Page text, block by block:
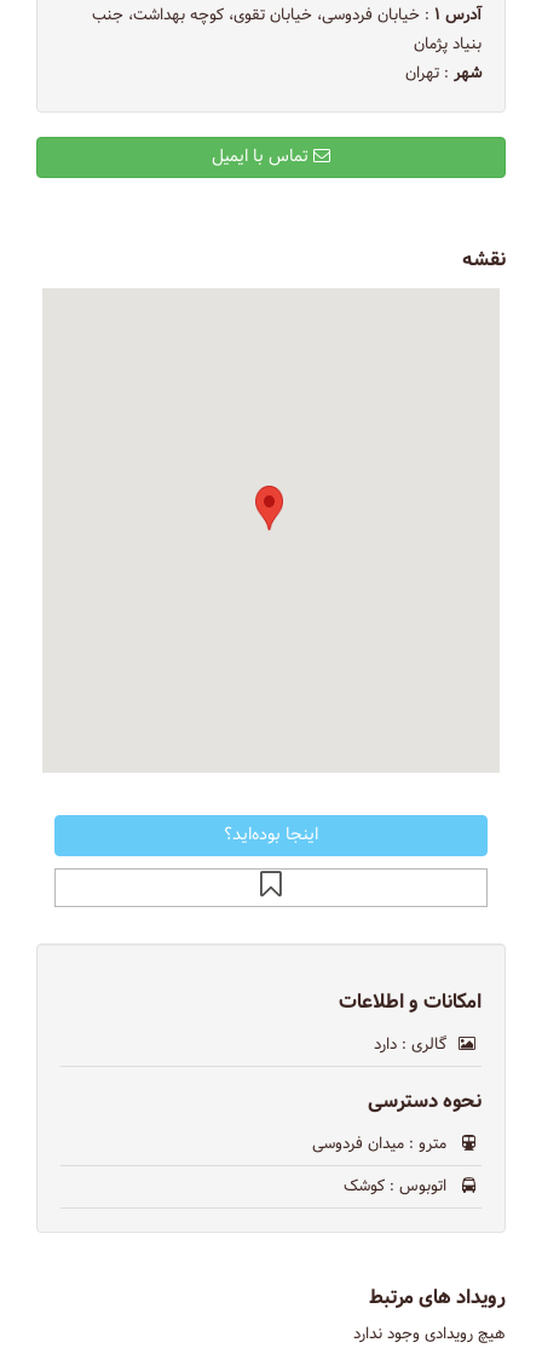
آدرس ۱
: خیابان فردوسی، خیابان تقوی، کوچه بهداشت، جنب
بنیاد پژمان
شهر : تهران
نقشه
اینجا بوده‌اید؟
امکانات و اطلاعات
گالری : دارد
نحوه دسترسی
مترو : میدان فردوسی
اتوبوس : کوشک
رویداد های مرتبط
هیچ رویدادی وجود ندارد